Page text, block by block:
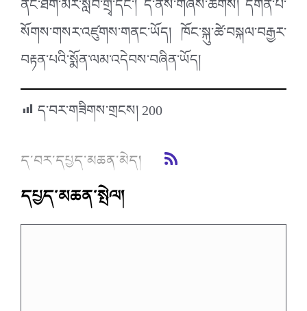
ནང་ཐོག་མར་སློབ་གྲྭ་དང་། དེ་ནས་གཞིས་ཆགས། དགོན་པ་
སོགས་གསར་འཛུགས་གནང་ཡོད། ཁོང་སྐུ་ཚེ་བསྐལ་བརྒྱར་
བརྟན་པའི་སྨོན་ལམ་འདེབས་བཞིན་ཡོད།
ད་བར་གཟིགས་གྲངས།200
ད་བར་དཔྱད་མཆན་མེད།
དཔྱད་མཆན་སྤེལ།